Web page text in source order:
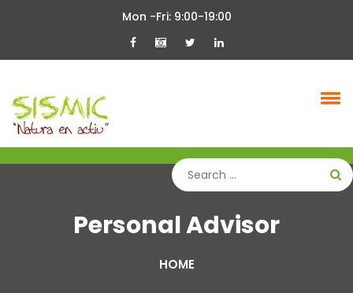
Mon -Fri: 9:00-19:00
Personal Advisor
HOME